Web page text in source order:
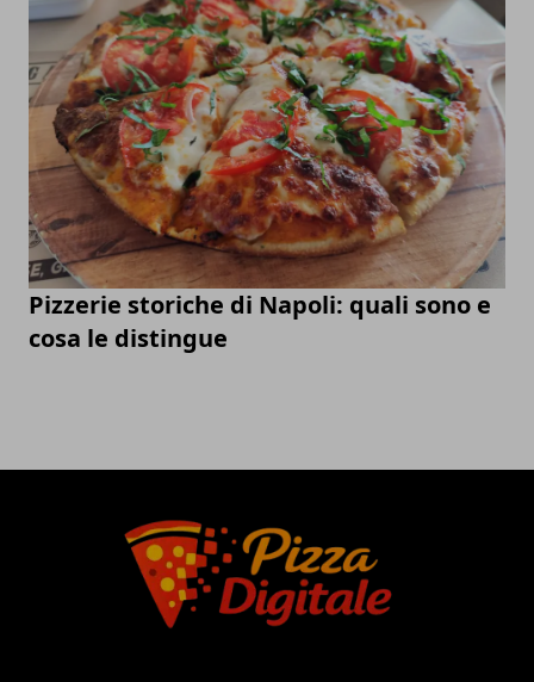
Pizzerie storiche di Napoli: quali sono e
cosa le distingue